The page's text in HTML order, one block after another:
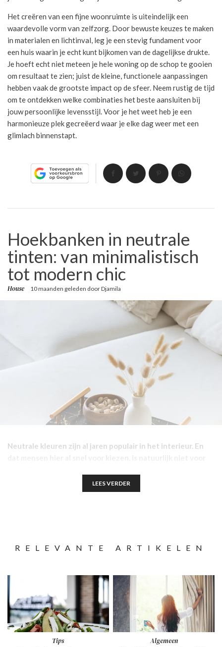
Het creëren van een fijne woonruimte is uiteindelijk een
waardevolle vorm van zelfzorg. Door bewuste keuzes te maken
in materialen en lichtinval, leg je een stevig fundament voor
een huis waarin je echt kunt bijkomen van de dagelijkse drukte.
Je hoeft echt niet meteen je hele woning op de schop te gooien
om resultaat te zien; juist de kleine, functionele aanpassingen
hebben vaak de grootste impact op de sfeer. Neem rustig de tijd
om te ontdekken welke combinaties het beste aansluiten bij
jouw persoonlijke levensstijl. Voor je het weet heb je een
harmonieuze plek gecreëerd waar je elke dag weer met een
glimlach binnenstapt.
Hoekbanken in neutrale
tinten: van minimalistisch
tot modern chic
House 10 maanden geleden doorDjamila
Neutrale kleuren zijn al jaren populair in het interieur. En
makkelijk te combineren is met verschillende stijlen en
accessoires. Hoekbanken in zachte aardetinten, witte en
waar comfort en stijl perfect samenkomen. Welke kleuren
in dit blog alles over te weten.
LEES VERDER
RELEVANTE ARTIKELEN
Tips Algemeen